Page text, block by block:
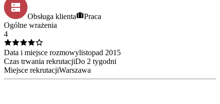
Obsługa klienta
Praca
Ogólne wrażenia
4
Data i miejsce rozmowylistopad 2015
Czas trwania rekrutacjiDo 2 tygodni
Miejsce rekrutacjiWarszawa